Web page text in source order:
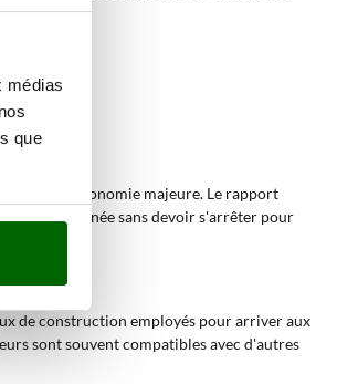
médias
que
une autonomie majeure. Le rapport
une journée sans devoir s'arrêter pour
de construction employés pour arriver aux
sont souvent compatibles avec d'autres